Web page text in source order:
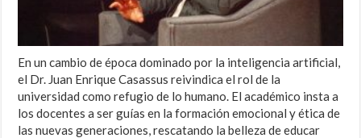
En un cambio de época dominado por la inteligencia artificial,
el Dr. Juan Enrique Casassus reivindica el rol de la
universidad como refugio de lo humano. El académico insta a
los docentes a ser guías en la formación emocional y ética de
las nuevas generaciones, rescatando la belleza de educar